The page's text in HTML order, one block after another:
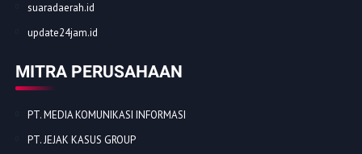
suaradaerah.id
update24jam.id
MITRA PERUSAHAAN
PT. MEDIA KOMUNIKASI INFORMASI
PT. JEJAK KASUS GROUP